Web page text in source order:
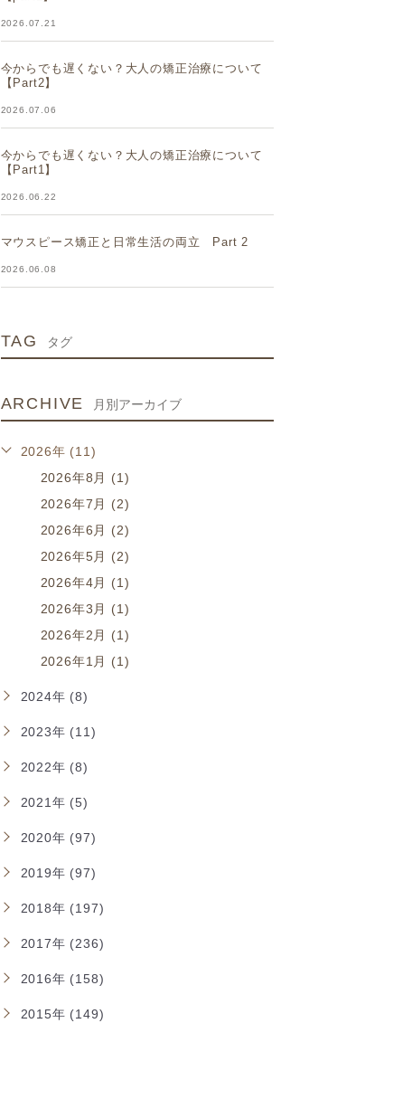
2026.07.21
今からでも遅くない？大人の矯正治療について
【Part2】
2026.07.06
今からでも遅くない？大人の矯正治療について
【Part1】
2026.06.22
マウスピース矯正と日常生活の両立 Part 2
2026.06.08
TAG タグ
ARCHIVE 月別アーカイブ
2026年 (11)
2026年8月 (1)
2026年7月 (2)
2026年6月 (2)
2026年5月 (2)
2026年4月 (1)
2026年3月 (1)
2026年2月 (1)
2026年1月 (1)
2024年 (8)
2023年 (11)
2022年 (8)
2021年 (5)
2020年 (97)
2019年 (97)
2018年 (197)
2017年 (236)
2016年 (158)
2015年 (149)